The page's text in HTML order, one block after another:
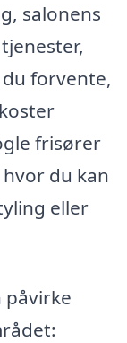
salonens
forvente,
frisører
du kan
eller
påvirke